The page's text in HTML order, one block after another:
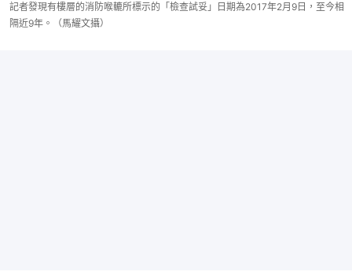
記者發現有樓層的消防喉轆所標示的「檢查試妥」日期為2017年2月9日，至今相
隔近9年。（馬耀文攝）